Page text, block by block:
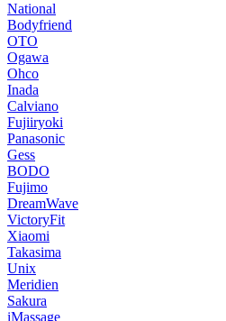
National
Bodyfriend
OTO
Ogawa
Ohco
Inada
Calviano
Fujiiryoki
Panasonic
Gess
BODO
Fujimo
DreamWave
VictoryFit
Xiaomi
Takasima
Unix
Meridien
Sakura
iMassage